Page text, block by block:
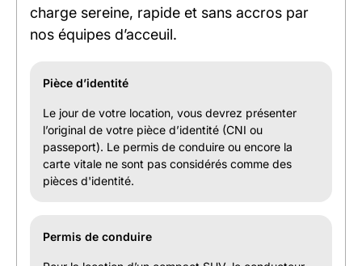
charge sereine, rapide et sans accros par
nos équipes d’acceuil.
Pièce d’identité
Le jour de votre location, vous devrez présenter
l’original de votre pièce d’identité (CNI ou
passeport). Le permis de conduire ou encore la
carte vitale ne sont pas considérés comme des
pièces d'identité.
Permis de conduire